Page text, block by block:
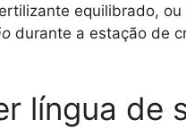
equilibrado, ou
durante a estação de
língua de